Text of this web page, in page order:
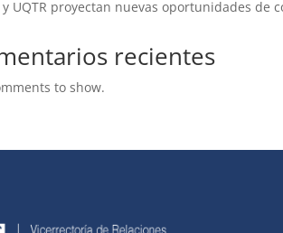
y UQTR proyectan nuevas oportunidades de
recientes
to show.